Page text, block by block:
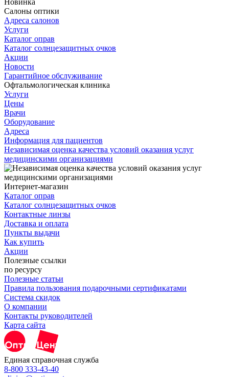
Салоны оптики
Адреса салонов
Услуги
Каталог оправ
Каталог солнцезащитных очков
Акции
Новости
Гарантийное обслуживание
Офтальмологическая клиника
Услуги
Цены
Врачи
Оборудование
Адреса
Информация для пациентов
Независимая оценка качества условий оказания услуг
медицинскими организациями
Интернет-магазин
Каталог оправ
Каталог солнцезащитных очков
Контактные линзы
Доставка и оплата
Пункты выдачи
Как купить
Акции
Полезные ссылки
по ресурсу
Полезные статьи
Правила пользования подарочными сертификатами
Система скидок
О компании
Контакты руководителей
Карта сайта
Единая справочная служба
8-800 333-43-40